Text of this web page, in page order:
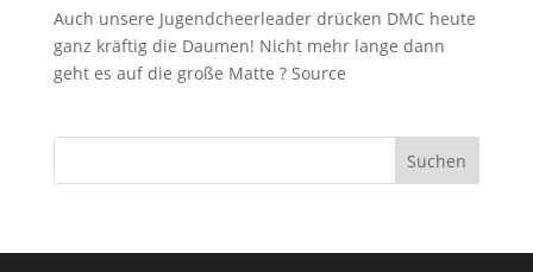
Auch unsere Jugendcheerleader drücken DMC heute
ganz kräftig die Daumen! Nicht mehr lange dann
geht es auf die große Matte ? Source